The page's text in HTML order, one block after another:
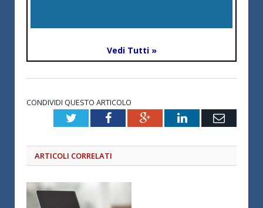
Vedi Tutti »
CONDIVIDI QUESTO ARTICOLO
TwitterFacebookGoogle+LinkedInEmail
ARTICOLI CORRELATI